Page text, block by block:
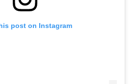
post on Instagram